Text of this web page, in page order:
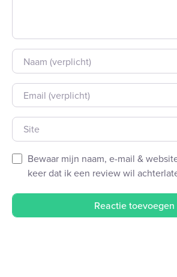
Naam
E-mail
Site
Bewaar mijn naam, e-mail &
keer dat ik een review wil